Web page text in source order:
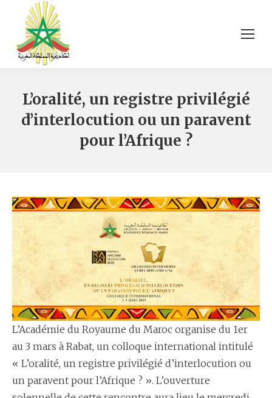
L’oralité, un registre privilégié
d’interlocution ou un paravent
pour l’Afrique ?
L’Académie du Royaume du Maroc organise du 1er
au 3 mars à Rabat, un colloque international intitulé
« L’oralité, un registre privilégié d’interlocution ou
un paravent pour l’Afrique ? ». L’ouverture